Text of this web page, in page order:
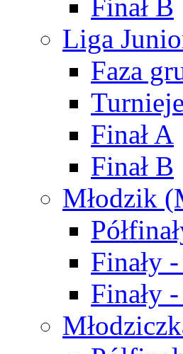
Finał B
Liga
Faza
Finał A
Finał B
Młodzik
Finały
Finały